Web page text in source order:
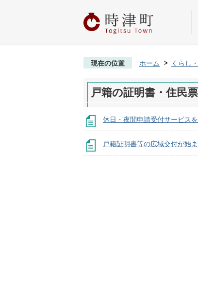
現在の位置 ホーム くらし
戸籍の証明書・住民
休日・夜間申請受付サービス
戸籍証明書等の広域交付が始